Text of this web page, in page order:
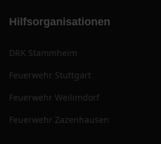
Hilfsorganisationen
DRK Stammheim
Feuerwehr Stuttgart
Feuerwehr Weilimdorf
Feuerwehr Zazenhausen